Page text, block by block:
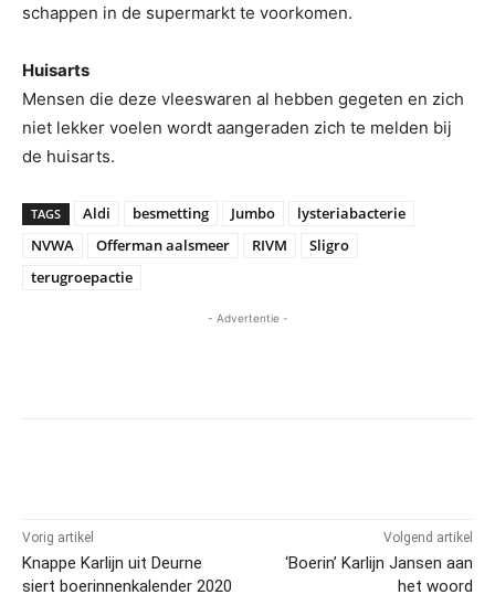
schappen in de supermarkt te voorkomen.
Huisarts
Mensen die deze vleeswaren al hebben gegeten en zich
niet lekker voelen wordt aangeraden zich te melden bij
de huisarts.
TAGS Aldi besmetting Jumbo
lysteriabacterie
NVWA
Offerman aalsmeer RIVM
Sligro
terugroepactie
- Advertentie -
Vorig artikel
Knappe Karlijn uit Deurne
siert boerinnenkalender 2020
Volgend artikel
‘Boerin’ Karlijn Jansen aan
het woord